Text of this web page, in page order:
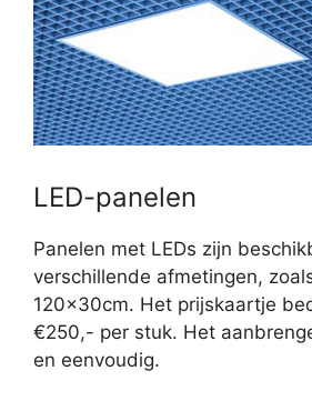
LED-panelen
Panelen met LEDs zijn
verschillende afmetingen,
120x30cm. Het prijskaartje
€250,- per stuk. Het
en eenvoudig.